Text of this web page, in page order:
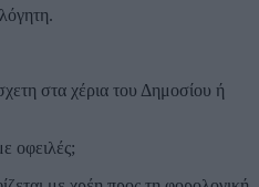
στα χέρια του Δημοσίου ή
οφειλές;